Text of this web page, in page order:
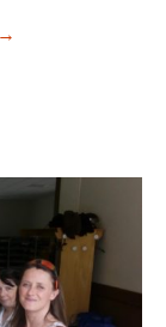
Championnat de
→